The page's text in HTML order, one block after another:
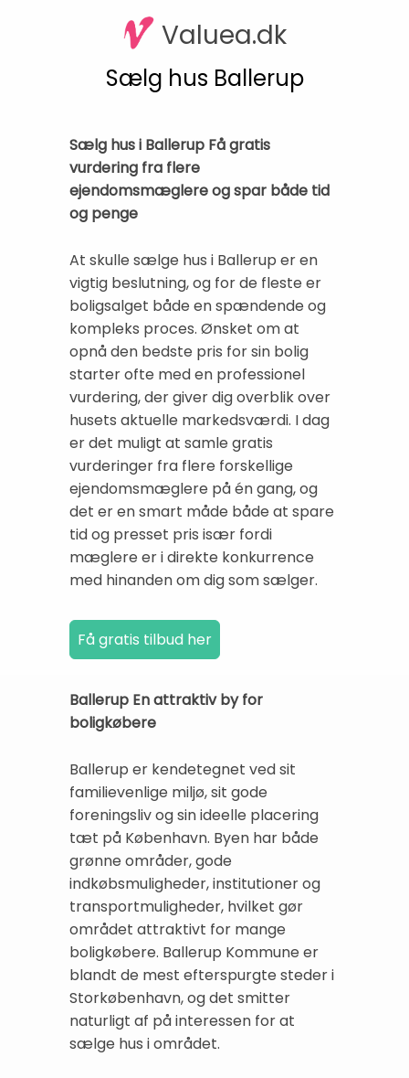
Valuea.dk
Sælg hus Ballerup
Sælg hus i Ballerup Få gratis
vurdering fra flere
ejendomsmæglere og spar både tid
og penge
At skulle sælge hus i Ballerup er en
vigtig beslutning, og for de fleste er
boligsalget både en spændende og
kompleks proces. Ønsket om at
opnå den bedste pris for sin bolig
starter ofte med en professionel
vurdering, der giver dig overblik over
husets aktuelle markedsværdi. I dag
er det muligt at samle gratis
vurderinger fra flere forskellige
ejendomsmæglere på én gang, og
det er en smart måde både at spare
tid og presset pris især fordi
mæglere er i direkte konkurrence
med hinanden om dig som sælger.
Ballerup En attraktiv by for
boligkøbere
Ballerup er kendetegnet ved sit
familievenlige miljø, sit gode
foreningsliv og sin ideelle placering
tæt på København. Byen har både
grønne områder, gode
indkøbsmuligheder, institutioner og
transportmuligheder, hvilket gør
området attraktivt for mange
boligkøbere. Ballerup Kommune er
blandt de mest efterspurgte steder i
Storkøbenhavn, og det smitter
naturligt af på interessen for at
sælge hus i området.